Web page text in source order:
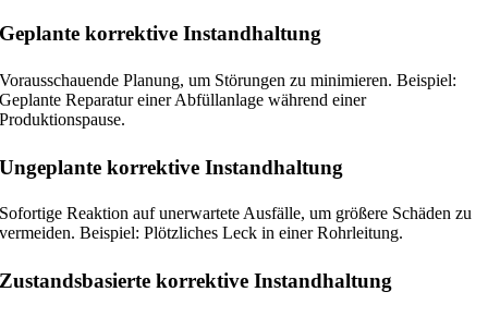
Geplante korrektive Instandhaltung
Vorausschauende Planung, um Störungen zu minimieren. Beispiel:
Geplante Reparatur einer Abfüllanlage während einer
Produktionspause.
Ungeplante korrektive Instandhaltung
Sofortige Reaktion auf unerwartete Ausfälle, um größere Schäden zu
vermeiden.Beispiel: Plötzliches Leck in einer Rohrleitung.
Zustandsbasierte korrektive Instandhaltung